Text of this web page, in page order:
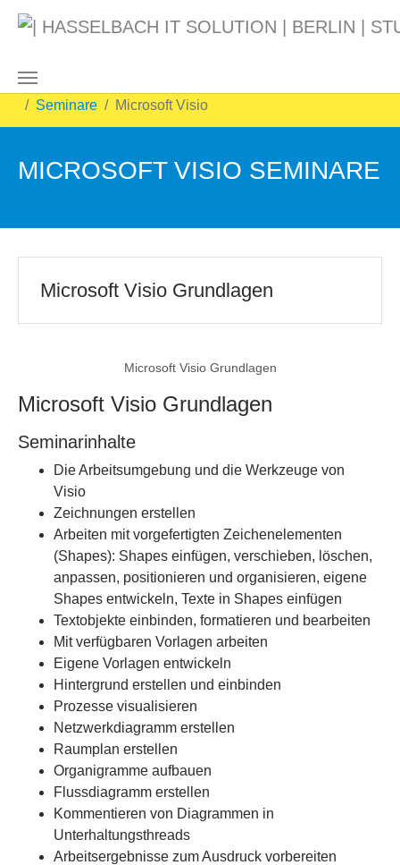
Skip to main content
You are here:
HASSELBACH IT SOLUTION | BERLIN | STUTTGART
Seminare
Microsoft Visio
MICROSOFT VISIO SEMINARE
Microsoft Visio Grundlagen
Microsoft Visio Grundlagen
Microsoft Visio Grundlagen
Seminarinhalte
Die Arbeitsumgebung und die Werkzeuge von
Visio
Zeichnungen erstellen
Arbeiten mit vorgefertigten Zeichenelementen
(Shapes): Shapes einfügen, verschieben, löschen,
anpassen, positionieren und organisieren, eigene
Shapes entwickeln, Texte in Shapes einfügen
Textobjekte einbinden, formatieren und bearbeiten
Mit verfügbaren Vorlagen arbeiten
Eigene Vorlagen entwickeln
Hintergrund erstellen und einbinden
Prozesse visualisieren
Netzwerkdiagramm erstellen
Raumplan erstellen
Organigramme aufbauen
Flussdiagramm erstellen
Kommentieren von Diagrammen in
Unterhaltungsthreads
Arbeitsergebnisse zum Ausdruck vorbereiten